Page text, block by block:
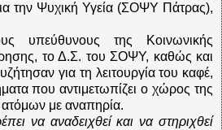
την Ψυχική Υγεία (ΣΟΨΥ Πάτρας),
υπεύθυνους της Κοινωνικής
το Δ.Σ. του ΣΟΨΥ, καθώς και
για τη λειτουργία του καφέ,
που αντιμετωπίζει ο χώρος της
ατόμων με αναπηρία.
να αναδειχθεί και να στηριχθεί